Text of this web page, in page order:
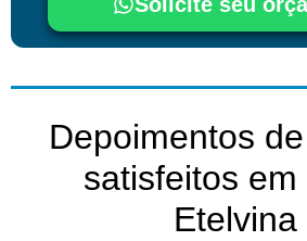
Depoimentos
satisfeitos em
Etelvina ​